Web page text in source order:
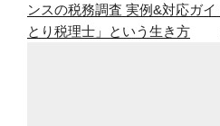
ンスの税務調査 実例&対応ガイ
とり税理士」という生き方 [/